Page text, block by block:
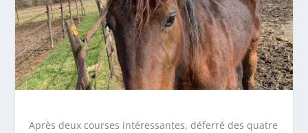
Après deux courses intéressantes, déferré des quatre